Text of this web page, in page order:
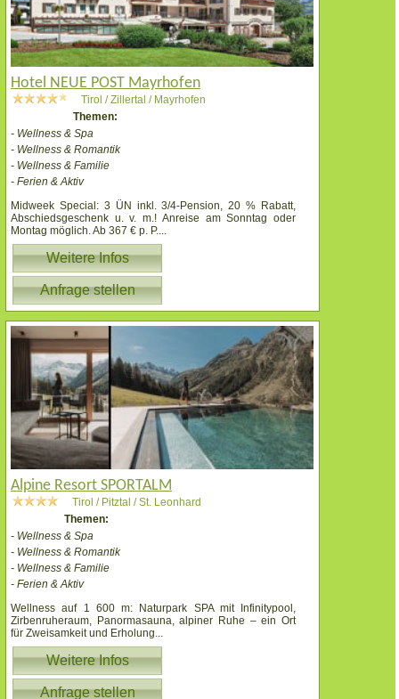
Hotel NEUE POST Mayrhofen
Tirol / Zillertal / Mayrhofen
Themen:
- Wellness & Spa
- Wellness & Romantik
- Wellness & Familie
- Ferien & Aktiv
Midweek Special: 3 ÜN inkl. 3/4-Pension, 20 % Rabatt,
Abschiedsgeschenk u. v. m.! Anreise am Sonntag oder
Montag möglich. Ab 367 € p. P....
Weitere Infos
Anfrage stellen
Alpine Resort SPORTALM
Tirol / Pitztal / St. Leonhard
Themen:
- Wellness & Spa
- Wellness & Romantik
- Wellness & Familie
- Ferien & Aktiv
Wellness auf 1 600 m: Naturpark SPA mit Infinitypool,
Zirbenruheraum, Panormasauna, alpiner Ruhe – ein Ort
für Zweisamkeit und Erholung
Weitere Infos
Anfrage stellen